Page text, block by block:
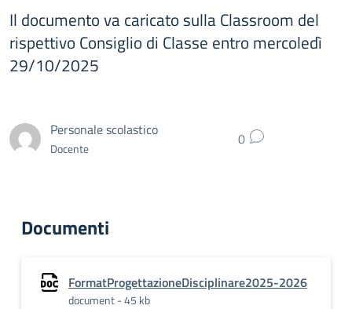
Il documento va caricato sulla Classroom del
rispettivo Consiglio di Classe entro mercoledì
29/10/2025
Personale scolastico
Docente 0
Documenti
FormatProgettazioneDisciplinare2025-2026
document - 45 kb